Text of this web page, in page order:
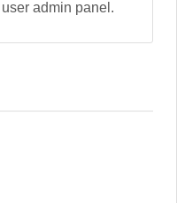
admin panel.